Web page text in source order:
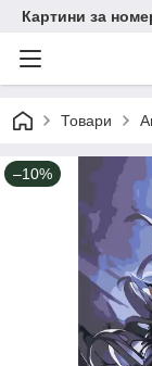
Картини за
Товари
–10%